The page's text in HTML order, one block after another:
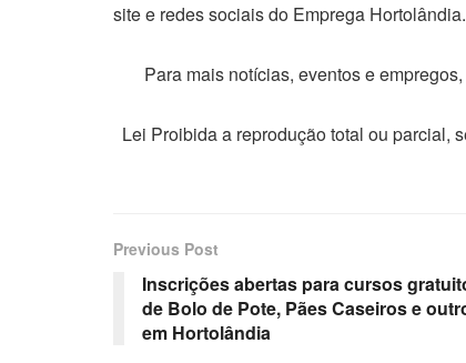
site e redes sociais do Emprega Hortolândia.
Para mais notícias, eventos e
Lei Proibida a reprodução total ou parcial,
Previous Post
Inscrições abertas para cursos
de Bolo de Pote, Pães Caseiros e
em Hortolândia